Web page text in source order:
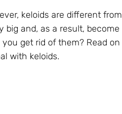
keloids are different from
big and, as a result, become
get rid of them? Read on
with keloids.